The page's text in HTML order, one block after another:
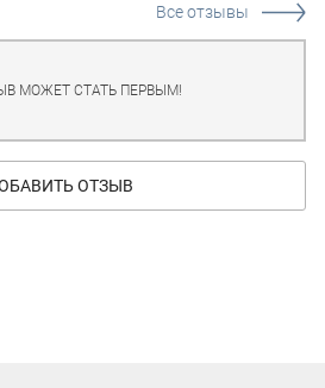
Все отзывы
МОЖЕТ СТАТЬ ПЕРВЫМ!
ОТЗЫВ